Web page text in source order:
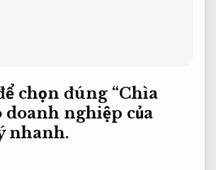
chọn đúng “Chìa
doanh nghiệp của
nhanh.